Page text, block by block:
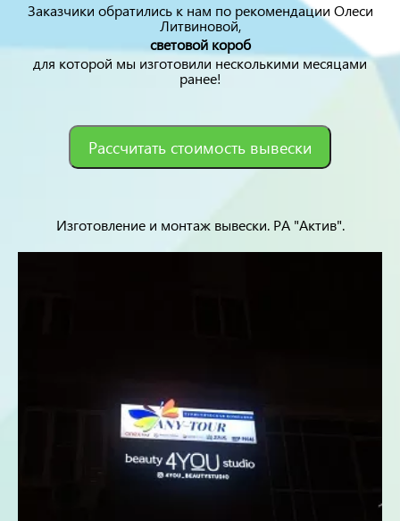
Заказчики обратились к нам по рекомендации Олеси
Литвиновой,
световой короб
для которой мы изготовили несколькими месяцами
ранее!
Рассчитать стоимость вывески
Изготовление и монтаж вывески. РА "Актив".